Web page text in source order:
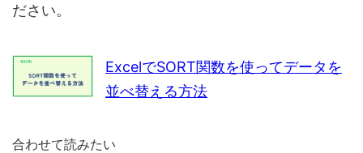
ださい。
ExcelでSORT関数を使ってデータを
並べ替える方法
合わせて読みたい